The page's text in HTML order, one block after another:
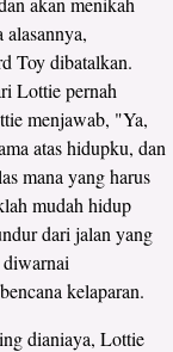
Toy dibatalkan.
Lottie pernah
menjawab, "Ya,
atas hidupku, dan
mana yang harus
mudah hidup
dari jalan yang
kelaparan.
dianiaya, Lottie